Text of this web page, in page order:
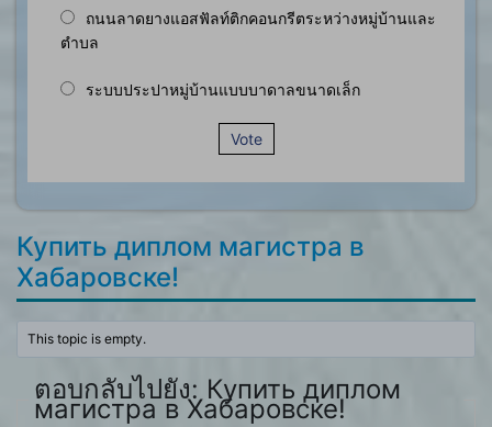
ถนนลาดยางแอสฟัลท์ติกคอนกรีตระหว่างหมู่บ้านและ
ตำบล
ระบบประปาหมู่บ้านแบบบาดาลขนาดเล็ก
Vote
Купить диплом магистра в
Хабаровске!
This topic is empty.
ตอบกลับไปยัง: Купить диплом
магистра в Хабаровске!